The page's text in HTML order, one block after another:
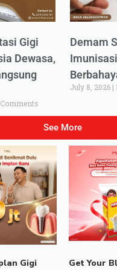
Gigi
Dewasa,
Demam
July 8, 2026
See More
Gigi
Get Your